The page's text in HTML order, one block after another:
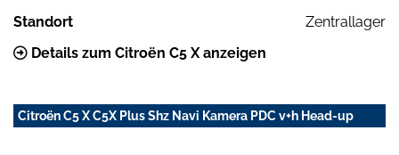
Standort
Zentrallager
Details zum Citroën C5 X anzeigen
Citroën C5 X C5X Plus Shz Navi Kamera PDC v+h Head-up